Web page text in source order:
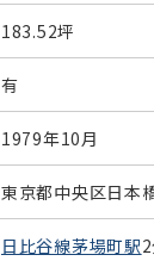
183.52坪
有
1979年10月
東京都中央区日本
日比谷線茅場町駅